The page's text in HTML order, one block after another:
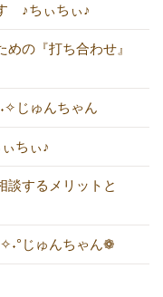
♪ちぃちぃ♪
の『打ち合わせ』
ゅんちゃん
ちぃ♪
談するメリットと
じゅんちゃん❁